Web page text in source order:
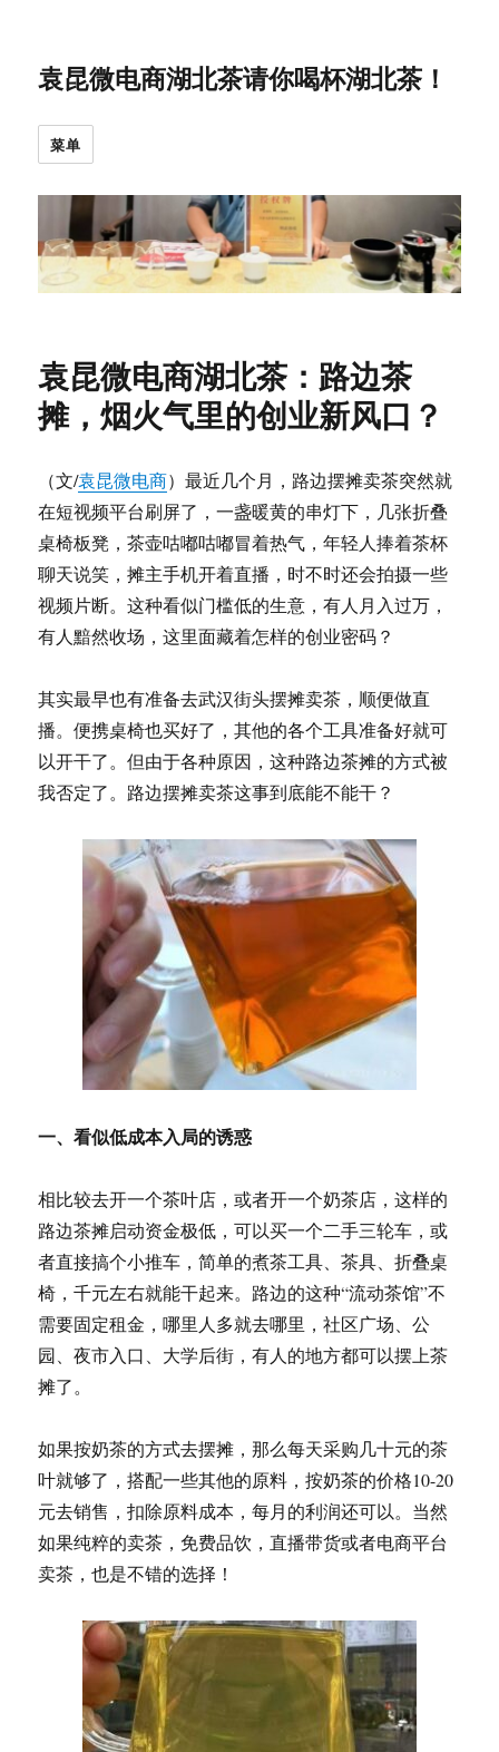
袁昆微电商湖北茶请你喝杯湖北茶！
菜单
袁昆微电商湖北茶：路边茶
摊，烟火气里的创业新风口？
（文/袁昆微电商）最近几个月，路边摆摊卖茶突然就
在短视频平台刷屏了，一盏暖黄的串灯下，几张折叠
桌椅板凳，茶壶咕嘟咕嘟冒着热气，年轻人捧着茶杯
聊天说笑，摊主手机开着直播，时不时还会拍摄一些
视频片断。这种看似门槛低的生意，有人月入过万，
有人黯然收场，这里面藏着怎样的创业密码？
其实最早也有准备去武汉街头摆摊卖茶，顺便做直
播。便携桌椅也买好了，其他的各个工具准备好就可
以开干了。但由于各种原因，这种路边茶摊的方式被
我否定了。路边摆摊卖茶这事到底能不能干？
一、看似低成本入局的诱惑
相比较去开一个茶叶店，或者开一个奶茶店，这样的
路边茶摊启动资金极低，可以买一个二手三轮车，或
者直接搞个小推车，简单的煮茶工具、茶具、折叠桌
椅，千元左右就能干起来。路边的这种“流动茶馆”不
需要固定租金，哪里人多就去哪里，社区广场、公
园、夜市入口、大学后街，有人的地方都可以摆上茶
摊了。
如果按奶茶的方式去摆摊，那么每天采购几十元的茶
叶就够了，搭配一些其他的原料，按奶茶的价格10-20
元去销售，扣除原料成本，每月的利润还可以。当然
如果纯粹的卖茶，免费品饮，直播带货或者电商平台
卖茶，也是不错的选择！